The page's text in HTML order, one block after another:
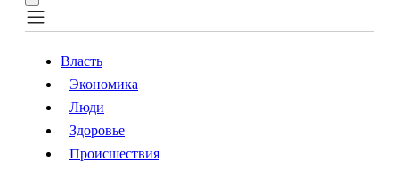
Власть
Происшествия
Власть
Экономика
Люди
Здоровье
Происшествия